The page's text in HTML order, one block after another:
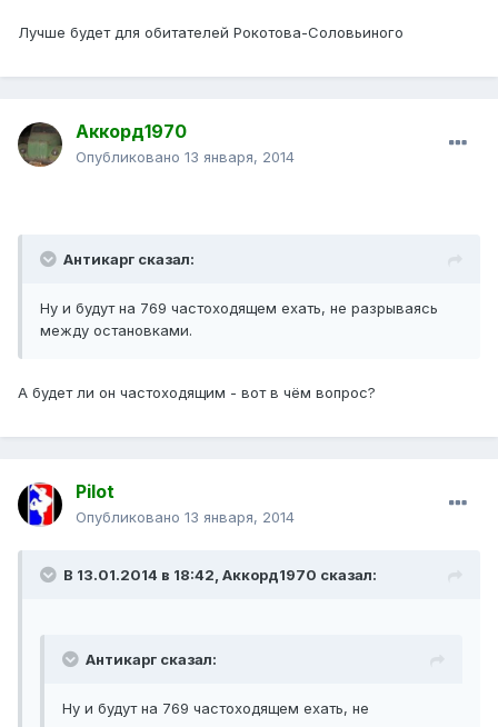
Лучше будет для обитателей Рокотова-Соловьиного
Аккорд1970
Опубликовано 13 января, 2014
Антикарг сказал:
Ну и будут на 769 частоходящем ехать, не разрываясь
между остановками.
А будет ли он частоходящим - вот в чём вопрос?
Pilot
Опубликовано 13 января, 2014
В 13.01.2014 в 18:42, Аккорд1970 сказал:
Антикарг сказал:
Ну и будут на 769 частоходящем ехать, не